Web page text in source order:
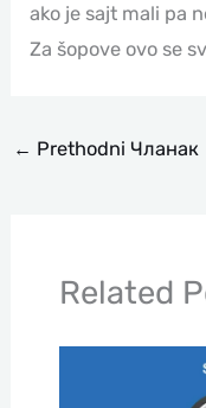
ako je sajt mali pa
Za šopove ovo se
← Prethodni Чланак
Related